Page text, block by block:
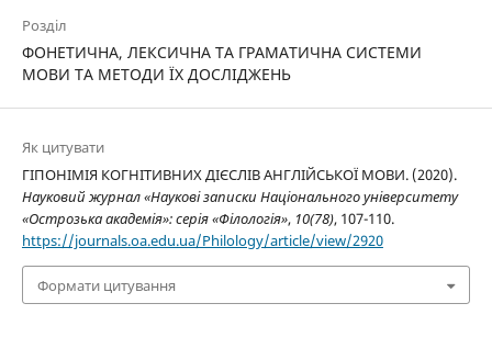
Розділ
ФОНЕТИЧНА, ЛЕКСИЧНА ТА ГРАМАТИЧНА СИСТЕМИ
МОВИ ТА МЕТОДИ ЇХ ДОСЛІДЖЕНЬ
Як цитувати
ГІПОНІМІЯ КОГНІТИВНИХ ДІЄСЛІВ АНГЛІЙСЬКОЇ МОВИ. (2020).
Науковий журнал «Наукові записки Національного університету
«Острозька академія»: серія «Філологія», 10(78), 107-110.
https://journals.oa.edu.ua/Philology/article/view/2920
Формати цитування